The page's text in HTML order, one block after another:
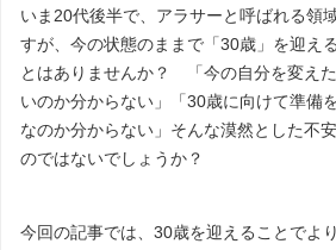
いま 20代後半で、アラサーと呼ばれる領
すが、今の状態のままで「30歳」を迎え
とはありませんか？ 「今の自分を変え
いのか分からない」「30歳に向けて準備
なのか分からない」そんな漠然とした不
のではないでしょうか？
今回の記事では、 30歳を迎えることでよ